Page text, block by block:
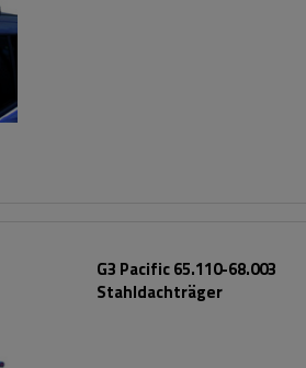
G3 Pacific 65.110-68.003
Stahldachträger